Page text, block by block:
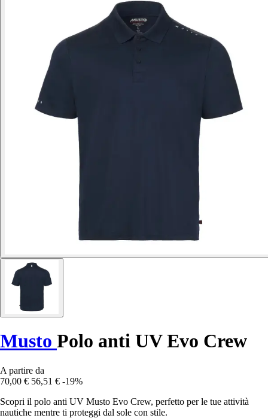
Musto Polo anti UV Evo Crew
A partire da
70,00 € 56,51 € -19%
Scopri il polo anti UV Musto Evo Crew, perfetto per le tue attività
nautiche mentre ti proteggi dal sole con stile.